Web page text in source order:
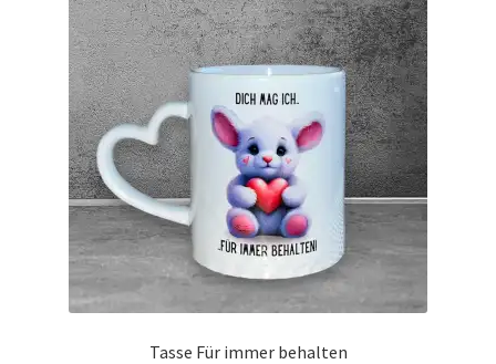
Tassen / Keramik
Unternehmen / Referenzen
Tasse Für immer behalten